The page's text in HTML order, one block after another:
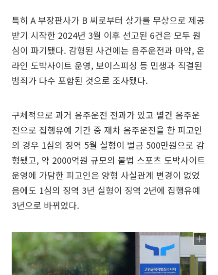
특히 A 부장판사가 B 씨로부터 상가를 무상으로 제공
받기 시작한 2024년 3월 이후 선고된 6건은 모두 원
심이 파기됐다. 감형된 사건에는 음주운전과 마약, 온
라인 도박사이트 운영, 보이스피싱 등 민생과 직결된
범죄가 다수 포함된 것으로 조사됐다.
구체적으로 과거 음주운전 전과가 있고 별건 음주운
전으로 집행유예 기간 중 재차 음주운전을 한 피고인
의 경우 1심의 징역 5월 실형이 벌금 500만원으로 감
형됐고, 약 2000억원 규모의 불법 스포츠 도박사이트
운영에 가담한 피고인은 양형 사실관계 변경이 없었
음에도 1심의 징역 3년 실형이 징역 2년에 집행유예
3년으로 바뀌었다.